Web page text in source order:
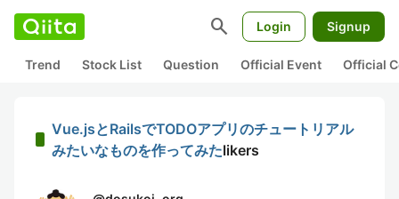
search Login Signup
Trend Stock List Question Official Event Official
Vue.jsとRailsでTODOアプリのチュートリアル
みたいなものを作ってみたlikers